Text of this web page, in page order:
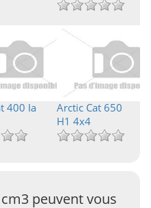
400 Ia
Arctic Cat 650
H1 4x4
peuvent vous